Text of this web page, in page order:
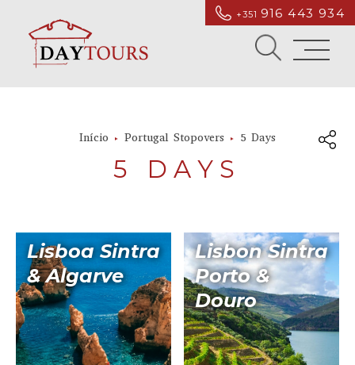
+351 916 443 934
Início Portugal Stopovers 5 Days
5 DAYS
Lisboa Sintra
& Algarve
Lisbon Sintra
Porto &
Douro